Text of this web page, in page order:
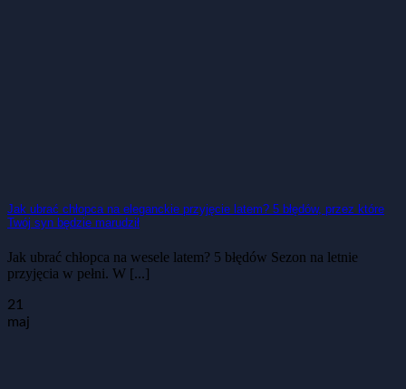
Jak ubrać chłopca na eleganckie przyjęcie latem? 5 błędów, przez które
Twój syn będzie marudził
Jak ubrać chłopca na wesele latem? 5 błędów Sezon na letnie
przyjęcia w pełni. W [...]
21
maj